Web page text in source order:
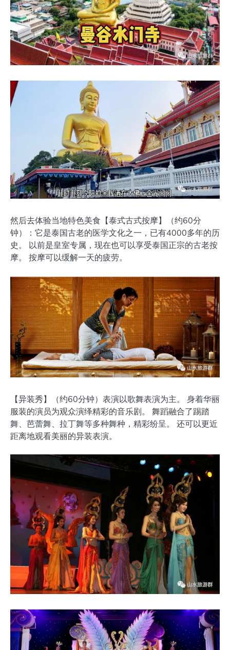
然后去体验当地特色美食【泰式古式按摩】（约60分
钟）：它是泰国古老的医学文化之一，已有4000多年的历
史。 以前是皇室专属，现在也可以享受泰国正宗的古老按
摩。 按摩可以缓解一天的疲劳。
【异装秀】（约60分钟）表演以歌舞表演为主。 身着华丽
服装的演员为观众演绎精彩的音乐剧。 舞蹈融合了踢踏
舞、芭蕾舞、拉丁舞等多种舞种，精彩纷呈。 还可以更近
距离地观看美丽的异装表演。